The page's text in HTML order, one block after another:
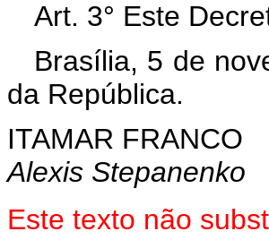
Art. 3° Este
Brasília, 5 de
da República.
ITAMAR FRANCO
Alexis Stepanenko
Este texto não